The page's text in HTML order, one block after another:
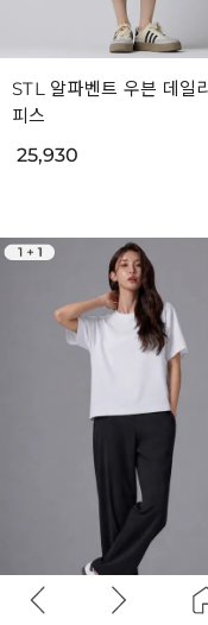
STL 알파벤트 우븐 데일
피스
25,930